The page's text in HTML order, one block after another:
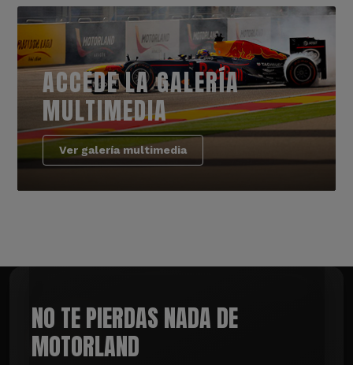
ACCEDE LA GALERÍA
MULTIMEDIA
Ver galería multimedia
NO TE PIERDAS NADA DE
MOTORLAND